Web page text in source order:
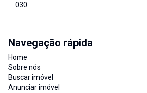
030
Navegação rápida
Home
Sobre nós
Buscar imóvel
Anunciar imóvel